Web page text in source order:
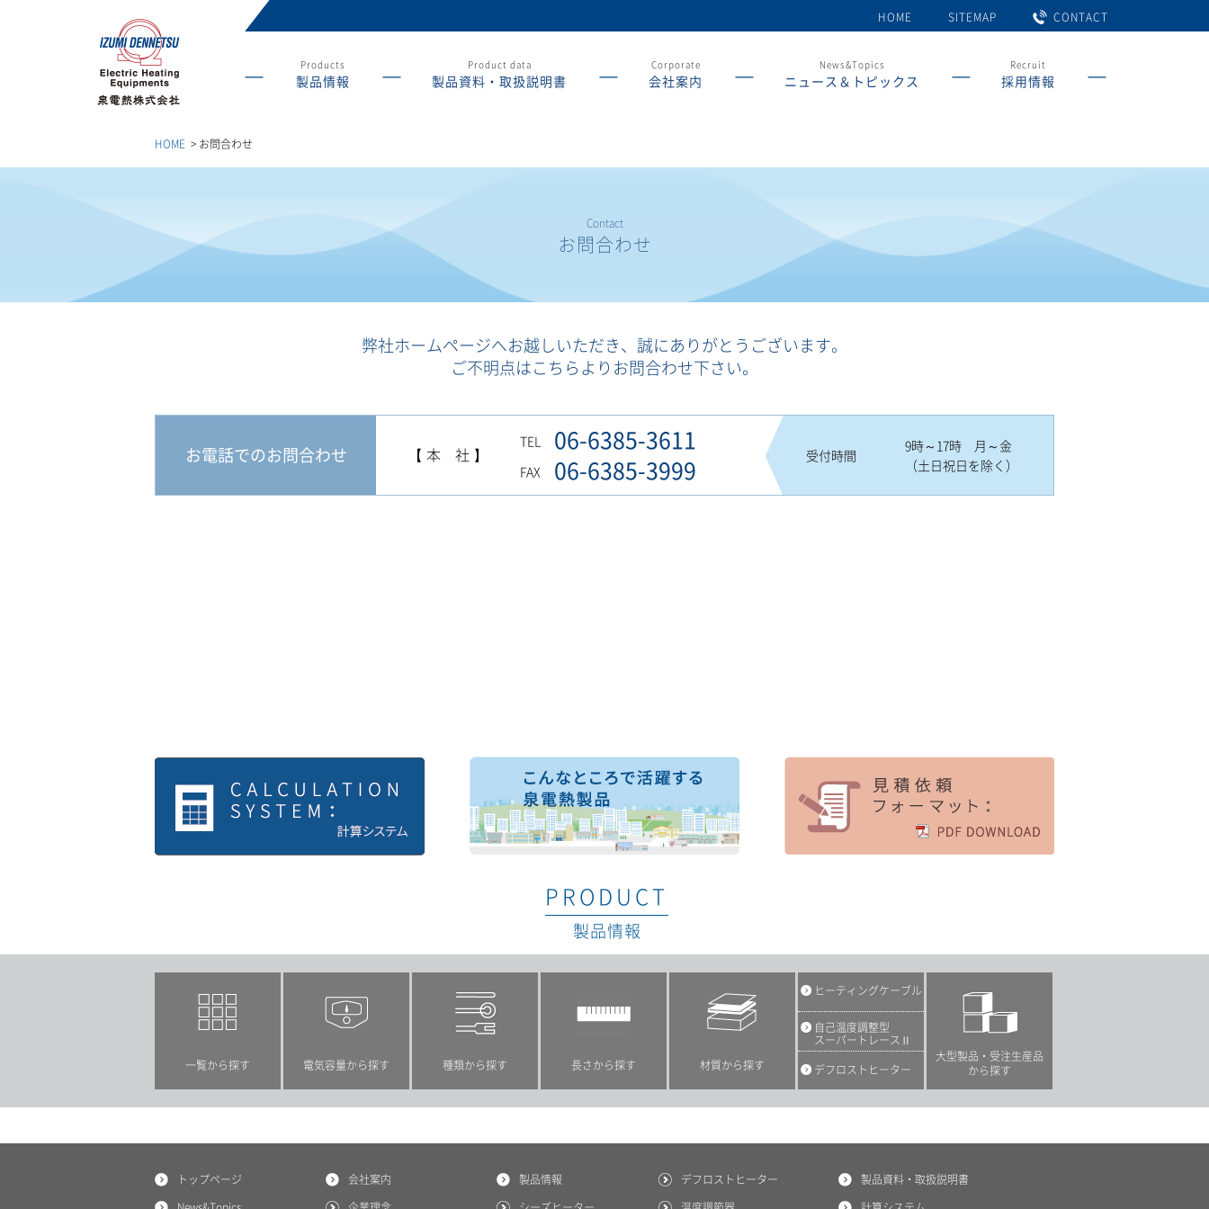
HOME SITEMAP CONTACT
Products
製品情報
Product data
製品資料・取扱説明書
Corporate
会社案内
News&Topics
ニュース＆トピックス
Recruit
採用情報
HOME > お問合わせ
Contact
お問合わせ
弊社ホームページへお越しいただき、誠にありがとうございます。
ご不明点はこちらよりお問合わせ下さい。
お電話でのお問合わせ 【 本 社 】
TEL 06-6385-3611
FAX 06-6385-3999 受付時間
9時～17時 月～金
（土日祝日を除く）
PRODUCT
製品情報
一覧から探す 電気容量から探す 種類から探す 長さから探す 材質から探す
ヒーティングケーブル
自己温度調整型
スーパートレースⅡ
デフロストヒーター
大型製品・受注生産品
から探す
トップページ
会社案内
製品情報
デフロストヒーター
製品資料・取扱説明書